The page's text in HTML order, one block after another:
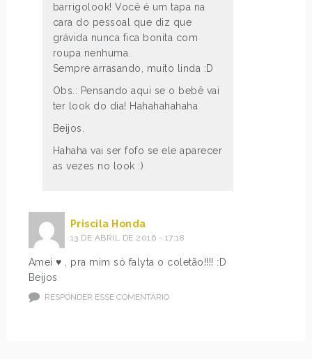
barrigolook! Você é um tapa na
cara do pessoal que diz que
grávida nunca fica bonita com
roupa nenhuma.
Sempre arrasando, muito linda :D
Obs.: Pensando aqui se o bebê vai
ter look do dia! Hahahahahaha
Beijos.
Hahaha vai ser fofo se ele aparecer
as vezes no look :)
Priscila Honda
13 DE ABRIL DE 2016 - 17:18
Amei ♥ , pra mim só falyta o coletão!!!! :D
Beijos
RESPONDER ESSE COMENTÁRIO